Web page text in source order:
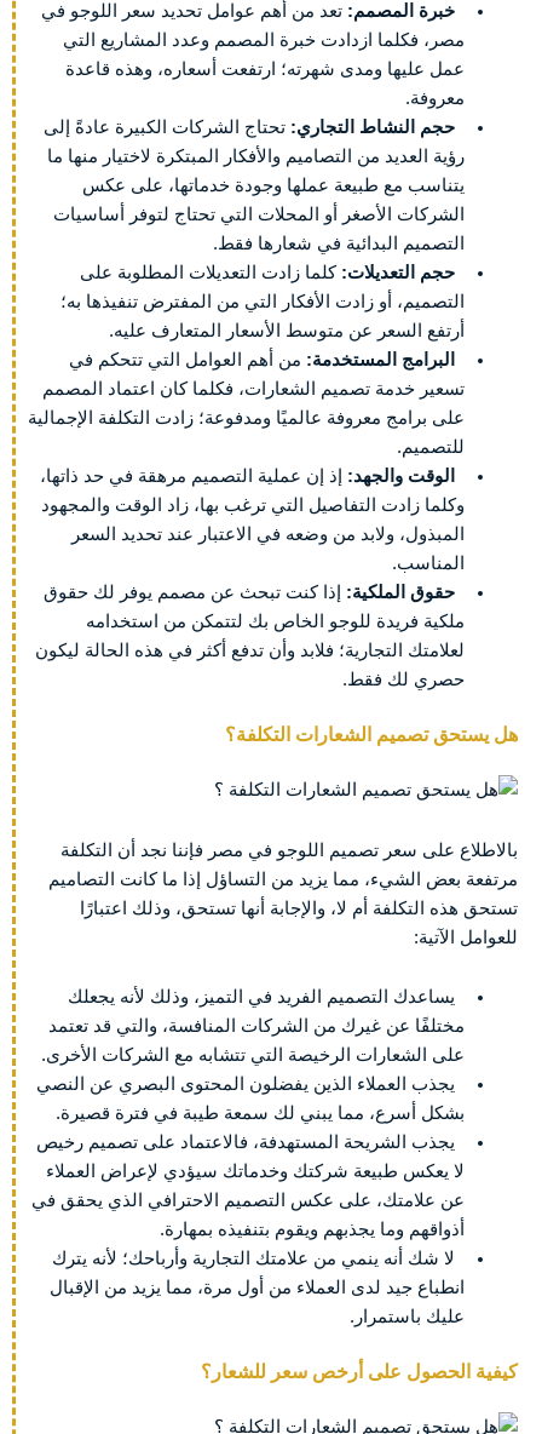
خبرة المصمم: تعد من أهم عوامل تحديد سعر اللوجو في
مصر، فكلما ازدادت خبرة المصمم وعدد المشاريع التي
عمل عليها ومدى شهرته؛ ارتفعت أسعاره، وهذه قاعدة
معروفة.
حجم النشاط التجاري: تحتاج الشركات الكبيرة عادةً إلى
رؤية العديد من التصاميم والأفكار المبتكرة لاختيار منها ما
يتناسب مع طبيعة عملها وجودة خدماتها، على عكس
الشركات الأصغر أو المحلات التي تحتاج لتوفر أساسيات
التصميم البدائية في شعارها فقط.
حجم التعديلات: كلما زادت التعديلات المطلوبة على
التصميم، أو زادت الأفكار التي من المفترض تنفيذها به؛
أرتفع السعر عن متوسط الأسعار المتعارف عليه.
البرامج المستخدمة: من أهم العوامل التي تتحكم في
تسعير خدمة تصميم الشعارات، فكلما كان اعتماد المصمم
على برامج معروفة عالميًا ومدفوعة؛ زادت التكلفة الإجمالية
للتصميم.
الوقت والجهد: إذ إن عملية التصميم مرهقة في حد ذاتها،
وكلما زادت التفاصيل التي ترغب بها، زاد الوقت والمجهود
المبذول، ولابد من وضعه في الاعتبار عند تحديد السعر
المناسب.
حقوق الملكية: إذا كنت تبحث عن مصمم يوفر لك حقوق
ملكية فريدة للوجو الخاص بك لتتمكن من استخدامه
لعلامتك التجارية؛ فلابد وأن تدفع أكثر في هذه الحالة ليكون
حصري لك فقط.
هل يستحق تصميم الشعارات التكلفة؟
بالاطلاع على سعر تصميم اللوجو في مصر فإننا نجد أن التكلفة
مرتفعة بعض الشيء، مما يزيد من التساؤل إذا ما كانت التصاميم
تستحق هذه التكلفة أم لا، والإجابة أنها تستحق، وذلك اعتبارًا
للعوامل الآتية:
يساعدك التصميم الفريد في التميز، وذلك لأنه يجعلك
مختلفًا عن غيرك من الشركات المنافسة، والتي قد تعتمد
على الشعارات الرخيصة التي تتشابه مع الشركات الأخرى.
يجذب العملاء الذين يفضلون المحتوى البصري عن النصي
بشكل أسرع، مما يبني لك سمعة طيبة في فترة قصيرة.
يجذب الشريحة المستهدفة، فالاعتماد على تصميم رخيص
لا يعكس طبيعة شركتك وخدماتك سيؤدي لإعراض العملاء
عن علامتك، على عكس التصميم الاحترافي الذي يحقق في
أذواقهم وما يجذبهم ويقوم بتنفيذه بمهارة.
لا شك أنه ينمي من علامتك التجارية وأرباحك؛ لأنه يترك
انطباع جيد لدى العملاء من أول مرة، مما يزيد من الإقبال
عليك باستمرار.
كيفية الحصول على أرخص سعر للشعار؟